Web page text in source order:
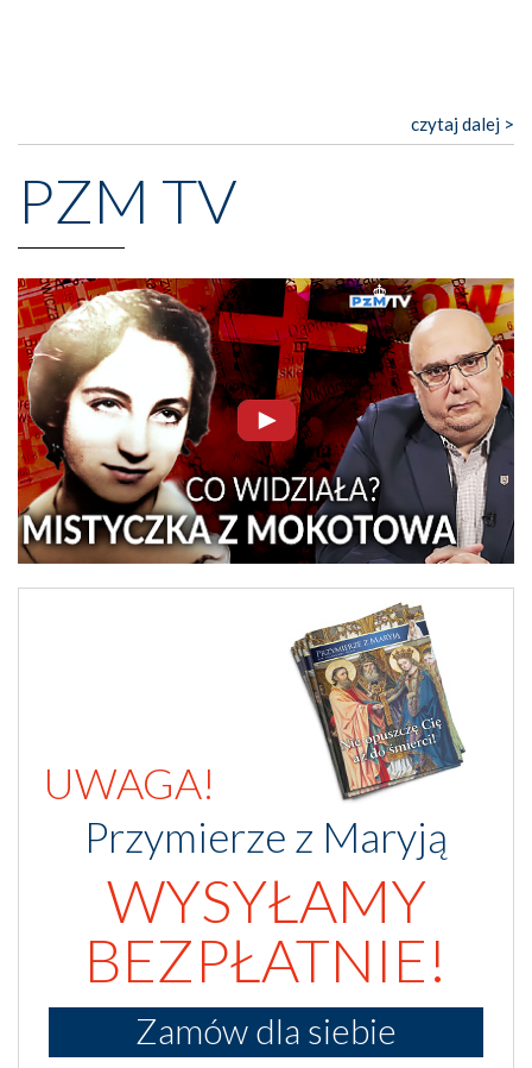
czytaj dalej >
PZM TV
UWAGA!
Przymierze z Maryją
WYSYŁAMY
BEZPŁATNIE!
Zamów dla siebie